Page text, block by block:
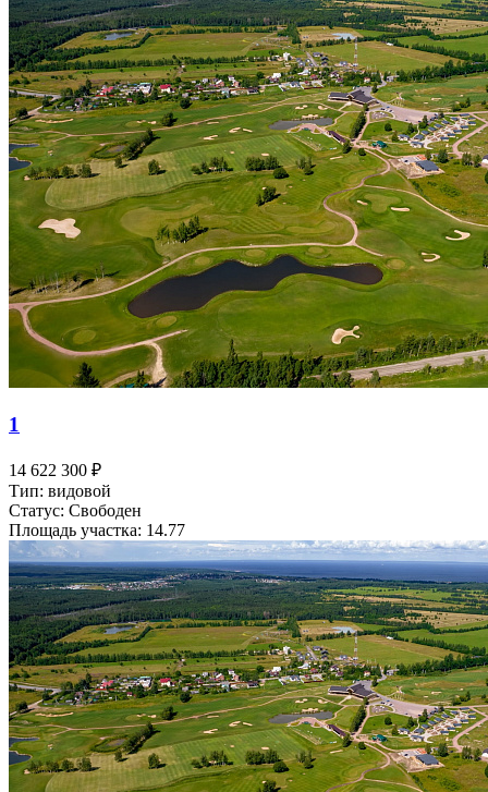
1
14 622 300 ₽
Тип: видовой
Статус: Свободен
Площадь участка: 14.77